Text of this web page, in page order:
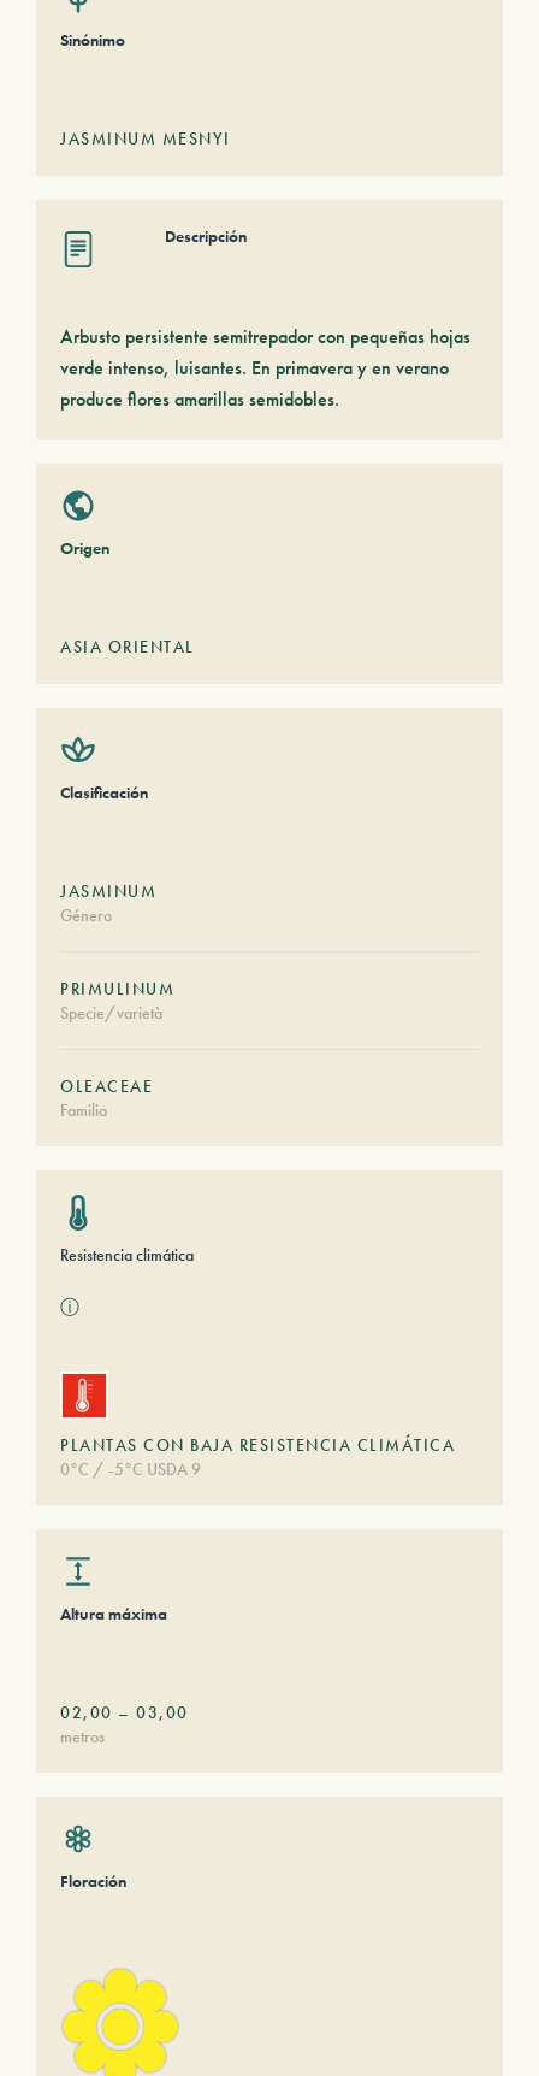
Sinónimo
JASMINUM MESNYI
Descripción
Arbusto persistente semitrepador con pequeñas hojas
verde intenso, luisantes. En primavera y en verano
produce flores amarillas semidobles.
Origen
ASIA ORIENTAL
Clasificación
JASMINUM
Género
PRIMULINUM
Specie/varietà
OLEACEAE
Familia
Resistencia climática
ⓘ
PLANTAS CON BAJA RESISTENCIA CLIMÁTICA
0°C / -5°C USDA 9
Altura máxima
02,00 – 03,00
metros
Floración